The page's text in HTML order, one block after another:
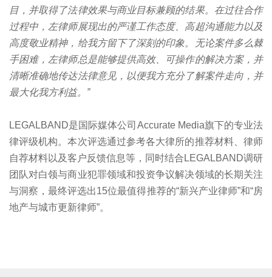
目，并取得了法律效果与商业目标兼顾的结果。在过往合作
过程中，左律师展现出的严谨工作态度、高超沟通能力以及
高度敬业精神，给我方留下了深刻的印象。无论案件多么棘
手困难，左律师总是能够提供高效、可操作的解决方案，并
清晰准确地传达法律意见，以便我方充分了解案件走向，并
最大化我方利益。”
LEGALBAND是国际媒体公司Accurate Media旗下的专业法
律评级机构。本次评选通过参考各大律所的推荐材料、律师
自荐材料以及客户反馈信息等，同时结合LEGALBAND调研
团队对白领与商业犯罪领域和投资争议解决领域的长期关注
与洞察，最终评选出15位最值得推荐的“新兴产业律师”和“房
地产与城市更新律师”。